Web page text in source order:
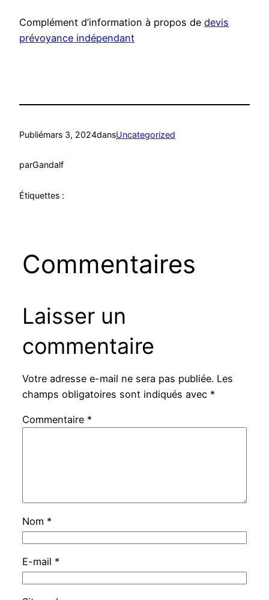
Complément d’information à propos de devis
prévoyance indépendant
Publiémars 3, 2024dansUncategorized
parGandalf
Étiquettes :
Commentaires
Laisser un
commentaire
Votre adresse e-mail ne sera pas publiée. Les
champs obligatoires sont indiqués avec *
Commentaire *
Nom *
E-mail *